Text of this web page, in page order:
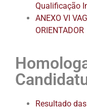
Qualificação
ANEXO VI
ORIENTADOR
Resultado